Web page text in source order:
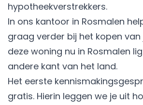
hypotheekverstrekkers.
In ons kantoor in Rosmalen
graag verder bij het kopen van
deze woning nu in Rosmalen
andere kant van het land.
Het eerste
gratis. Hierin leggen we je uit